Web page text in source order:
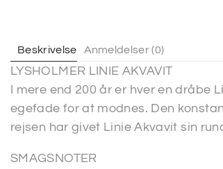
Beskrivelse Anmeldelser (0)
LYSHOLMER LINIE AKVAVIT
I mere end 200 år er hver en dråbe
egefade for at modnes. Den
rejsen har givet Linie Akvavit sin
SMAGSNOTER